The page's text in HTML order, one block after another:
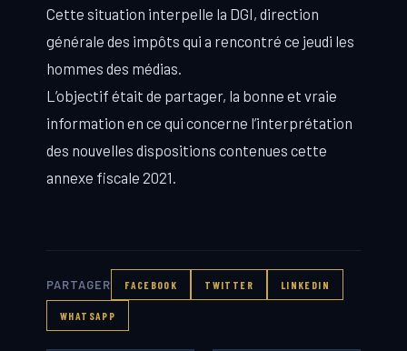
Cette situation interpelle la DGI, direction
générale des impôts qui a rencontré ce jeudi les
hommes des médias.
L’objectif était de partager, la bonne et vraie
information en ce qui concerne l’interprétation
des nouvelles dispositions contenues cette
annexe fiscale 2021.
PARTAGER FACEBOOK TWITTER LINKEDIN
WHATSAPP